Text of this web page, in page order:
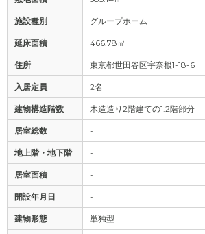
施設種別 グループホーム
延床面積 466.78㎡
住所 東京都世田谷区宇奈根1-18-6
入居定員 2名
建物構造階数 木造造り2階建ての1.2階部分
居室総数 -
地上階・地下階 -
居室面積 -
開設年月日 -
建物形態 単独型